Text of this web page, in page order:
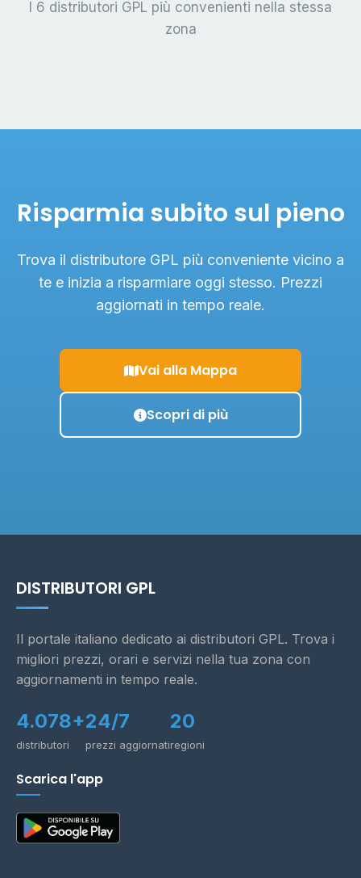
I 6 distributori GPL più convenienti nella stessa
zona
Risparmia subito sul pieno
Trova il distributore GPL più conveniente vicino a
te e inizia a risparmiare oggi stesso. Prezzi
aggiornati in tempo reale.
Vai alla Mappa
Scopri di più
DISTRIBUTORI GPL
Il portale italiano dedicato ai distributori GPL. Trova i
migliori prezzi, orari e servizi nella tua zona con
aggiornamenti in tempo reale.
4.078+
distributori
24/7
prezzi aggiornati
20
regioni
Scarica l'app